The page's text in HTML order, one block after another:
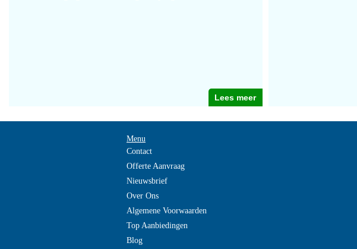
Lees meer
Menu
Contact
Offerte Aanvraag
Nieuwsbrief
Over Ons
Algemene Voorwaarden
Top Aanbiedingen
Blog